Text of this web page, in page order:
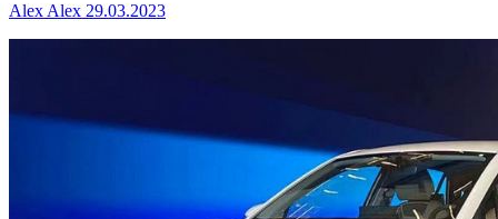
Alex Alex 29.03.2023